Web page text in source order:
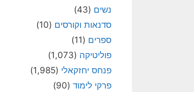
נשים (43)
סדנאות וקורסים (10)
ספרים (11)
פוליטיקה (1,073)
פנחס יחזקאלי (1,985)
פרקי לימוד (90)